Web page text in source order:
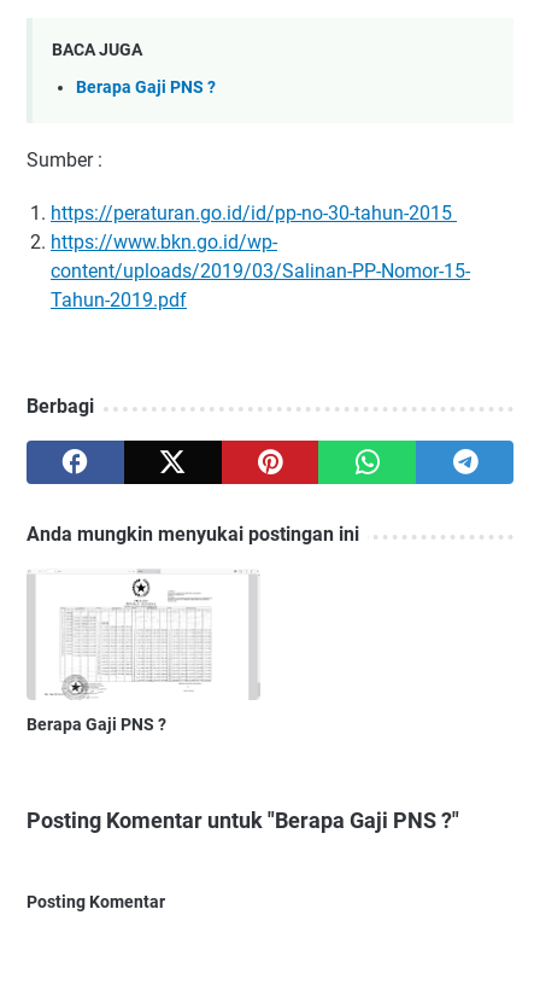
BACA JUGA
Berapa Gaji PNS ?
Sumber :
https://peraturan.go.id/id/pp-no-30-tahun-2015
https://www.bkn.go.id/wp-
content/uploads/2019/03/Salinan-PP-Nomor-15-
Tahun-2019.pdf
Berbagi
Anda mungkin menyukai postingan ini
Berapa Gaji PNS ?
Posting Komentar untuk "Berapa Gaji PNS ?"
Posting Komentar